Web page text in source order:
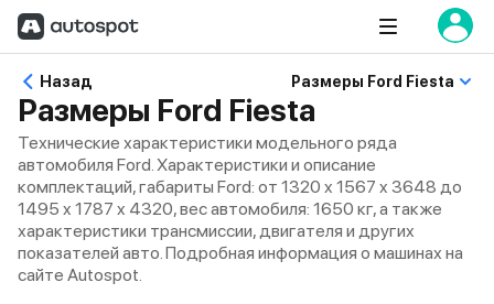
Назад Размеры Ford Fiesta
Размеры Ford Fiesta
Технические характеристики модельного ряда
автомобиля Ford. Характеристики и описание
комплектаций, габариты Ford: от 1320 x 1567 x 3648 до
1495 x 1787 x 4320, вес автомобиля: 1650 кг, а также
характеристики трансмиссии, двигателя и других
показателей авто. Подробная информация о машинах на
сайте Autospot.